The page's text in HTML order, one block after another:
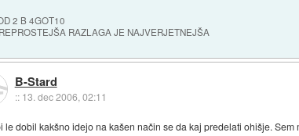
2 B 4GOT10
RAZLAGA JE NAJVERJETNEJŠA
B-Stard
:: 13. dec 2006, 02:11
le dobil kakšno idejo na kašen način se da kaj predelati ohišje.